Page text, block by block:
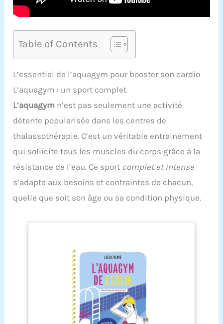
Table of Contents
L’essentiel de l’aquagym pour booster son cardio
L’aquagym : un sport complet
L’aquagym n’est pas seulement une activité
détente popularisée dans les centres de
thalassothérapie. C’est un véritable entrainement
qui sollicite tous les muscles du corps grâce à la
résistance de l’eau. Ce sport complet et intense
s’adapte aux besoins et contraintes de chacun,
quelle que soit son âge ou sa condition physique.